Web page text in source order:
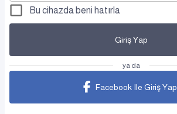
Bu cihazda beni hatırla
Giriş Yap
ya da
Facebook Ile Giriş Yap